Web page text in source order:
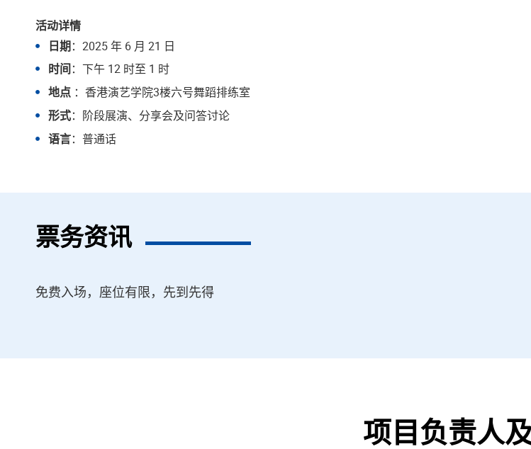
活动详情
日期：2025 年 6 月 21 日
时间：下午 12 时至 1 时
地点：香港演艺学院3楼六号舞蹈排练室
形式：阶段展演、分享会及问答讨论
语言：普通话
票务资讯
免费入场，座位有限，先到先得
项目负责人